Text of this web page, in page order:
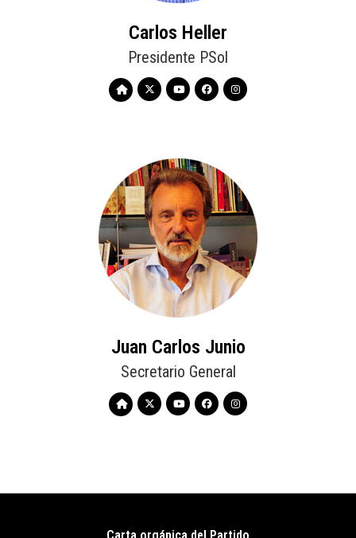
Carlos Heller
Presidente PSol
Juan Carlos Junio
Secretario General